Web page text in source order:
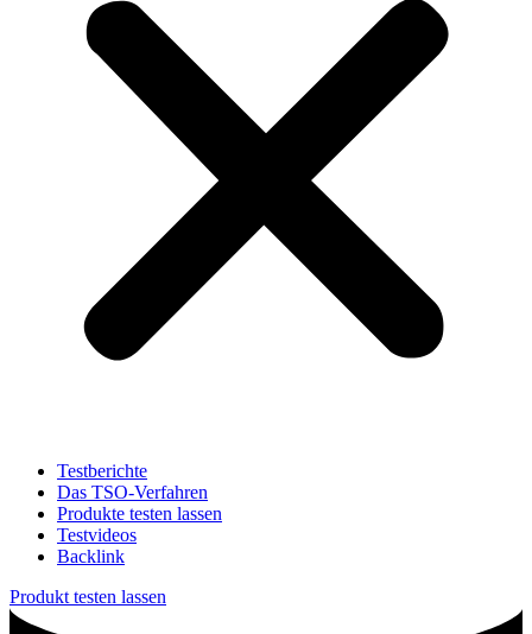
Testberichte
Das TSO-Verfahren
Produkte testen lassen
Testvideos
Backlink
Produkt testen lassen